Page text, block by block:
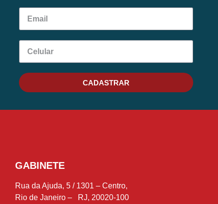
CADASTRAR
GABINETE
Rua da Ajuda, 5 / 1301 – Centro,
Rio de Janeiro – RJ, 20020-100